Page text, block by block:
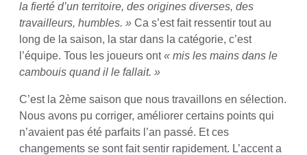
la fierté d’un territoire, des origines diverses, des
travailleurs, humbles. » Ca s’est fait ressentir tout au
long de la saison, la star dans la catégorie, c’est
l’équipe. Tous les joueurs ont« mis les mains dans le
cambouis quand il le fallait. »
C’est la 2ème saison que nous travaillons en sélection.
Nous avons pu corriger, améliorer certains points qui
n’avaient pas été parfaits l’an passé. Et ces
changements se sont fait sentir rapidement. L’accent a